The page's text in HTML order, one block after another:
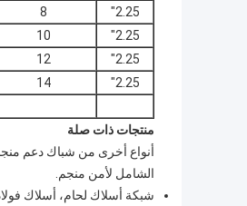
2.25"
8
2.25"
10
2.25"
12
2.25"
14
منتجات ذات صلة
أنواع أخرى من شباك دعم
الشامل لأمن منجم.
شبكة أسلاك لحام، أسلاك